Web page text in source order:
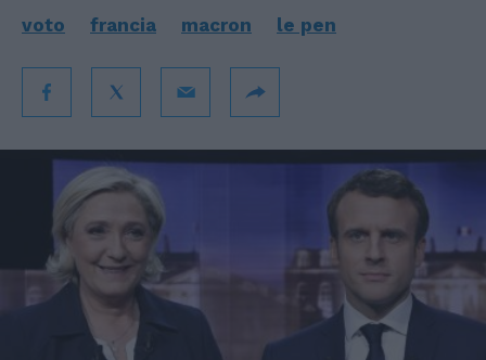
voto francia macron le pen